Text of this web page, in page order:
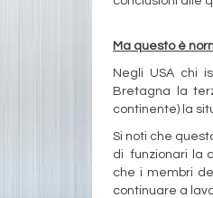
Ma questo è
Negli USA chi
Bretagna la
continente) la
Si noti che
di funzionari la
che i membri
continuare a